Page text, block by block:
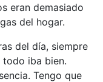
eran demasiado
del hogar.
del día, siempre
todo iba bien.
Tengo que